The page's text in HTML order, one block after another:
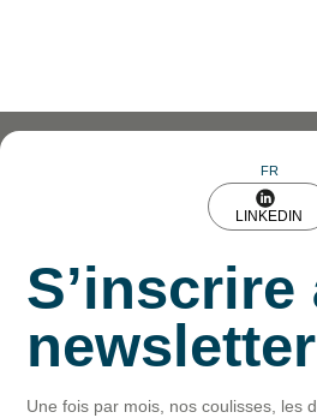
FR
LINKEDIN
S’inscrire
newsletter
Une fois par mois, nos coulisses, les